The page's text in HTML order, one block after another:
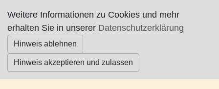
Weitere Informationen zu Cookies und mehr
erhalten Sie in unserer Datenschutzerklärung
Hinweis ablehnen
Hinweis akzeptieren und zulassen